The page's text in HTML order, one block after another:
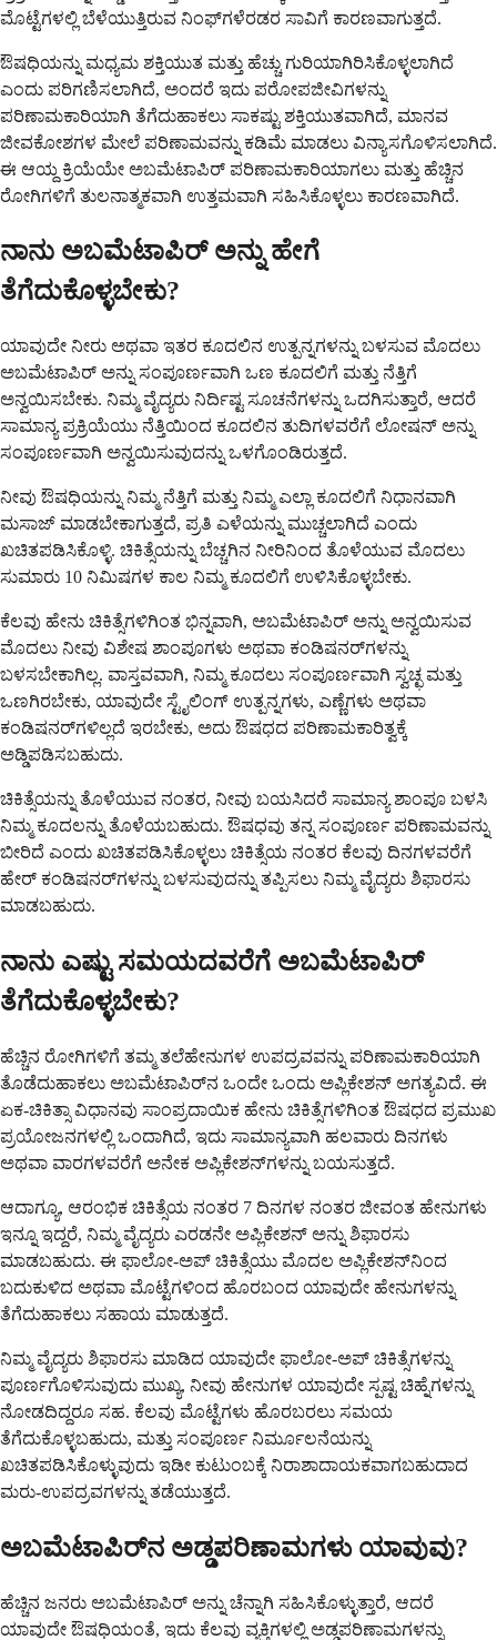
ಮೊಟ್ಟೆಗಳಲ್ಲಿ ಬೆಳೆಯುತ್ತಿರುವ ನಿಂಫ್‌ಗಳೆರಡರ ಸಾವಿಗೆ ಕಾರಣವಾಗುತ್ತದೆ.
ಔಷಧಿಯನ್ನು ಮಧ್ಯಮ ಶಕ್ತಿಯುತ ಮತ್ತು ಹೆಚ್ಚು ಗುರಿಯಾಗಿರಿಸಿಕೊಳ್ಳಲಾಗಿದೆ
ಎಂದು ಪರಿಗಣಿಸಲಾಗಿದೆ, ಅಂದರೆ ಇದು ಪರೋಪಜೀವಿಗಳನ್ನು
ಪರಿಣಾಮಕಾರಿಯಾಗಿ ತೆಗೆದುಹಾಕಲು ಸಾಕಷ್ಟು ಶಕ್ತಿಯುತವಾಗಿದೆ, ಮಾನವ
ಜೀವಕೋಶಗಳ ಮೇಲೆ ಪರಿಣಾಮವನ್ನು ಕಡಿಮೆ ಮಾಡಲು ವಿನ್ಯಾಸಗೊಳಿಸಲಾಗಿದೆ.
ಈ ಆಯ್ದ ಕ್ರಿಯೆಯೇ ಅಬಮೆಟಾಪಿರ್ ಪರಿಣಾಮಕಾರಿಯಾಗಲು ಮತ್ತು ಹೆಚ್ಚಿನ
ರೋಗಿಗಳಿಗೆ ತುಲನಾತ್ಮಕವಾಗಿ ಉತ್ತಮವಾಗಿ ಸಹಿಸಿಕೊಳ್ಳಲು ಕಾರಣವಾಗಿದೆ.
ನಾನು ಅಬಮೆಟಾಪಿರ್ ಅನ್ನು ಹೇಗೆ
ತೆಗೆದುಕೊಳ್ಳಬೇಕು?
ಯಾವುದೇ ನೀರು ಅಥವಾ ಇತರ ಕೂದಲಿನ ಉತ್ಪನ್ನಗಳನ್ನು ಬಳಸುವ ಮೊದಲು
ಅಬಮೆಟಾಪಿರ್ ಅನ್ನು ಸಂಪೂರ್ಣವಾಗಿ ಒಣ ಕೂದಲಿಗೆ ಮತ್ತು ನೆತ್ತಿಗೆ
ಅನ್ವಯಿಸಬೇಕು. ನಿಮ್ಮ ವೈದ್ಯರು ನಿರ್ದಿಷ್ಟ ಸೂಚನೆಗಳನ್ನು ಒದಗಿಸುತ್ತಾರೆ, ಆದರೆ
ಸಾಮಾನ್ಯ ಪ್ರಕ್ರಿಯೆಯು ನೆತ್ತಿಯಿಂದ ಕೂದಲಿನ ತುದಿಗಳವರೆಗೆ ಲೋಷನ್ ಅನ್ನು
ಸಂಪೂರ್ಣವಾಗಿ ಅನ್ವಯಿಸುವುದನ್ನು ಒಳಗೊಂಡಿರುತ್ತದೆ.
ನೀವು ಔಷಧಿಯನ್ನು ನಿಮ್ಮ ನೆತ್ತಿಗೆ ಮತ್ತು ನಿಮ್ಮ ಎಲ್ಲಾ ಕೂದಲಿಗೆ ನಿಧಾನವಾಗಿ
ಮಸಾಜ್ ಮಾಡಬೇಕಾಗುತ್ತದೆ, ಪ್ರತಿ ಎಳೆಯನ್ನು ಮುಚ್ಚಲಾಗಿದೆ ಎಂದು
ಖಚಿತಪಡಿಸಿಕೊಳ್ಳಿ. ಚಿಕಿತ್ಸೆಯನ್ನು ಬೆಚ್ಚಗಿನ ನೀರಿನಿಂದ ತೊಳೆಯುವ ಮೊದಲು
ಸುಮಾರು 10 ನಿಮಿಷಗಳ ಕಾಲ ನಿಮ್ಮ ಕೂದಲಿಗೆ ಉಳಿಸಿಕೊಳ್ಳಬೇಕು.
ಕೆಲವು ಹೇನು ಚಿಕಿತ್ಸೆಗಳಿಗಿಂತ ಭಿನ್ನವಾಗಿ, ಅಬಮೆಟಾಪಿರ್ ಅನ್ನು ಅನ್ವಯಿಸುವ
ಮೊದಲು ನೀವು ವಿಶೇಷ ಶಾಂಪೂಗಳು ಅಥವಾ ಕಂಡಿಷನರ್‌ಗಳನ್ನು
ಬಳಸಬೇಕಾಗಿಲ್ಲ. ವಾಸ್ತವವಾಗಿ, ನಿಮ್ಮ ಕೂದಲು ಸಂಪೂರ್ಣವಾಗಿ ಸ್ವಚ್ಛ ಮತ್ತು
ಒಣಗಿರಬೇಕು, ಯಾವುದೇ ಸ್ಟೈಲಿಂಗ್ ಉತ್ಪನ್ನಗಳು, ಎಣ್ಣೆಗಳು ಅಥವಾ
ಕಂಡಿಷನರ್‌ಗಳಿಲ್ಲದೆ ಇರಬೇಕು, ಅದು ಔಷಧದ ಪರಿಣಾಮಕಾರಿತ್ವಕ್ಕೆ
ಅಡ್ಡಿಪಡಿಸಬಹುದು.
ಚಿಕಿತ್ಸೆಯನ್ನು ತೊಳೆಯುವ ನಂತರ, ನೀವು ಬಯಸಿದರೆ ಸಾಮಾನ್ಯ ಶಾಂಪೂ ಬಳಸಿ
ನಿಮ್ಮ ಕೂದಲನ್ನು ತೊಳೆಯಬಹುದು. ಔಷಧವು ತನ್ನ ಸಂಪೂರ್ಣ ಪರಿಣಾಮವನ್ನು
ಬೀರಿದೆ ಎಂದು ಖಚಿತಪಡಿಸಿಕೊಳ್ಳಲು ಚಿಕಿತ್ಸೆಯ ನಂತರ ಕೆಲವು ದಿನಗಳವರೆಗೆ
ಹೇರ್ ಕಂಡಿಷನರ್‌ಗಳನ್ನು ಬಳಸುವುದನ್ನು ತಪ್ಪಿಸಲು ನಿಮ್ಮ ವೈದ್ಯರು ಶಿಫಾರಸು
ಮಾಡಬಹುದು.
ನಾನು ಎಷ್ಟು ಸಮಯದವರೆಗೆ ಅಬಮೆಟಾಪಿರ್
ತೆಗೆದುಕೊಳ್ಳಬೇಕು?
ಹೆಚ್ಚಿನ ರೋಗಿಗಳಿಗೆ ತಮ್ಮ ತಲೆಹೇನುಗಳ ಉಪದ್ರವವನ್ನು ಪರಿಣಾಮಕಾರಿಯಾಗಿ
ತೊಡೆದುಹಾಕಲು ಅಬಮೆಟಾಪಿರ್‌ನ ಒಂದೇ ಒಂದು ಅಪ್ಲಿಕೇಶನ್ ಅಗತ್ಯವಿದೆ. ಈ
ಏಕ-ಚಿಕಿತ್ಸಾ ವಿಧಾನವು ಸಾಂಪ್ರದಾಯಿಕ ಹೇನು ಚಿಕಿತ್ಸೆಗಳಿಗಿಂತ ಔಷಧದ ಪ್ರಮುಖ
ಪ್ರಯೋಜನಗಳಲ್ಲಿ ಒಂದಾಗಿದೆ, ಇದು ಸಾಮಾನ್ಯವಾಗಿ ಹಲವಾರು ದಿನಗಳು
ಅಥವಾ ವಾರಗಳವರೆಗೆ ಅನೇಕ ಅಪ್ಲಿಕೇಶನ್‌ಗಳನ್ನು ಬಯಸುತ್ತದೆ.
ಆದಾಗ್ಯೂ, ಆರಂಭಿಕ ಚಿಕಿತ್ಸೆಯ ನಂತರ 7 ದಿನಗಳ ನಂತರ ಜೀವಂತ ಹೇನುಗಳು
ಇನ್ನೂ ಇದ್ದರೆ, ನಿಮ್ಮ ವೈದ್ಯರು ಎರಡನೇ ಅಪ್ಲಿಕೇಶನ್ ಅನ್ನು ಶಿಫಾರಸು
ಮಾಡಬಹುದು. ಈ ಫಾಲೋ-ಅಪ್ ಚಿಕಿತ್ಸೆಯು ಮೊದಲ ಅಪ್ಲಿಕೇಶನ್‌ನಿಂದ
ಬದುಕುಳಿದ ಅಥವಾ ಮೊಟ್ಟೆಗಳಿಂದ ಹೊರಬಂದ ಯಾವುದೇ ಹೇನುಗಳನ್ನು
ತೆಗೆದುಹಾಕಲು ಸಹಾಯ ಮಾಡುತ್ತದೆ.
ನಿಮ್ಮ ವೈದ್ಯರು ಶಿಫಾರಸು ಮಾಡಿದ ಯಾವುದೇ ಫಾಲೋ-ಅಪ್ ಚಿಕಿತ್ಸೆಗಳನ್ನು
ಪೂರ್ಣಗೊಳಿಸುವುದು ಮುಖ್ಯ, ನೀವು ಹೇನುಗಳ ಯಾವುದೇ ಸ್ಪಷ್ಟ ಚಿಹ್ನೆಗಳನ್ನು
ನೋಡದಿದ್ದರೂ ಸಹ. ಕೆಲವು ಮೊಟ್ಟೆಗಳು ಹೊರಬರಲು ಸಮಯ
ತೆಗೆದುಕೊಳ್ಳಬಹುದು, ಮತ್ತು ಸಂಪೂರ್ಣ ನಿರ್ಮೂಲನೆಯನ್ನು
ಖಚಿತಪಡಿಸಿಕೊಳ್ಳುವುದು ಇಡೀ ಕುಟುಂಬಕ್ಕೆ ನಿರಾಶಾದಾಯಕವಾಗಬಹುದಾದ
ಮರು-ಉಪದ್ರವಗಳನ್ನು ತಡೆಯುತ್ತದೆ.
ಅಬಮೆಟಾಪಿರ್‌ನ ಅಡ್ಡಪರಿಣಾಮಗಳು ಯಾವುವು?
ಹೆಚ್ಚಿನ ಜನರು ಅಬಮೆಟಾಪಿರ್ ಅನ್ನು ಚೆನ್ನಾಗಿ ಸಹಿಸಿಕೊಳ್ಳುತ್ತಾರೆ, ಆದರೆ
ಯಾವುದೇ ಔಷಧಿಯಂತೆ, ಇದು ಕೆಲವು ವ್ಯಕ್ತಿಗಳಲ್ಲಿ ಅಡ್ಡಪರಿಣಾಮಗಳನ್ನು